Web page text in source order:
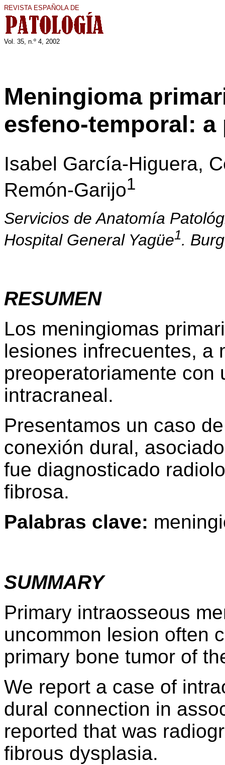
REVISTA ESPAÑOLA DE
Vol. 35, n.º 4, 2002
Meningioma
esfeno-temporal:
Isabel García-Higuera,
Remón-Garijo1
Servicios de Anatomía
Hospital General Yagüe1.
RESUMEN
Los meningiomas
lesiones infrecuentes, a
preoperatoriamente con
intracraneal.
Presentamos un caso
conexión dural,
fue diagnosticado
fibrosa.
Palabras clave:
SUMMARY
Primary intraosseous
uncommon lesion often
primary bone tumor of
We report a case of
dural connection in
reported that was
fibrous dysplasia.